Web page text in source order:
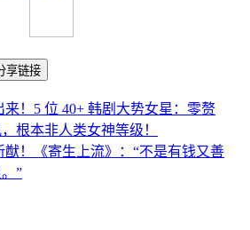
享链接
来！5 位 40+ 韩剧大势女星：零赘
根本非人类女神等级！
猷！《寄生上流》：“不是有钱又善
”